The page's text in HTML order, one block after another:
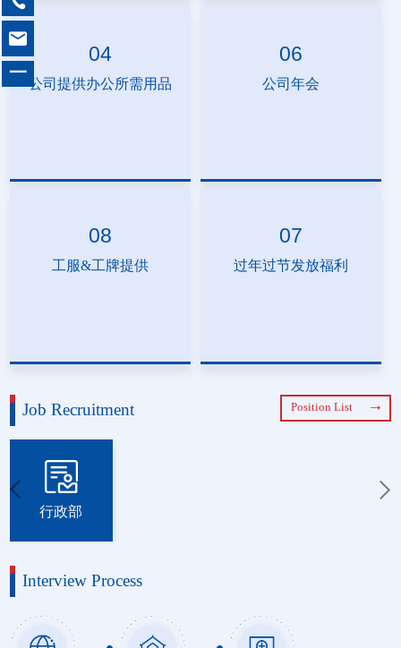
04
公司提供办公所需用品
06
公司年会
08
工服&工牌提供
07
过年过节发放福利
Job Recruitment Position List
行政部
Interview Process

一